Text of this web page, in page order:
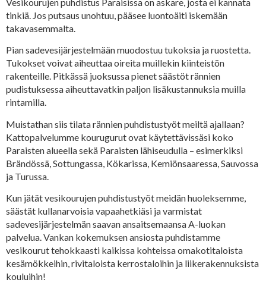
tinkiä. Jos putsaus unohtuu, pääsee luontoäiti iskemään
takavasemmalta.
Pian sadevesijärjestelmään muodostuu tukoksia ja ruostetta.
Tukokset voivat aiheuttaa oireita muillekin kiinteistön
rakenteille. Pitkässä juoksussa pienet säästöt rännien
pudistuksessa aiheuttavatkin paljon lisäkustannuksia muilla
rintamilla.
Muistathan siis tilata rännien puhdistustyöt meiltä ajallaan?
Kattopalvelumme kourugurut ovat käytettävissäsi koko
Paraisten alueella sekä Paraisten lähiseudulla – esimerkiksi
Brändössä, Sottungassa, Kökarissa, Kemiönsaaressa, Sauvossa
ja Turussa.
Kun jätät vesikourujen puhdistustyöt meidän huoleksemme,
säästät kullanarvoisia vapaahetkiäsi ja varmistat
sadevesijärjestelmän saavan ansaitsemaansa A-luokan
palvelua. Vankan kokemuksen ansiosta puhdistamme
vesikourut tehokkaasti kaikissa kohteissa omakotitaloista
kesämökkeihin, rivitaloista kerrostaloihin ja liikerakennuksista
kouluihin!